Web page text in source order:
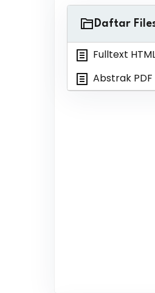
Daftar
Fulltext
Abstrak